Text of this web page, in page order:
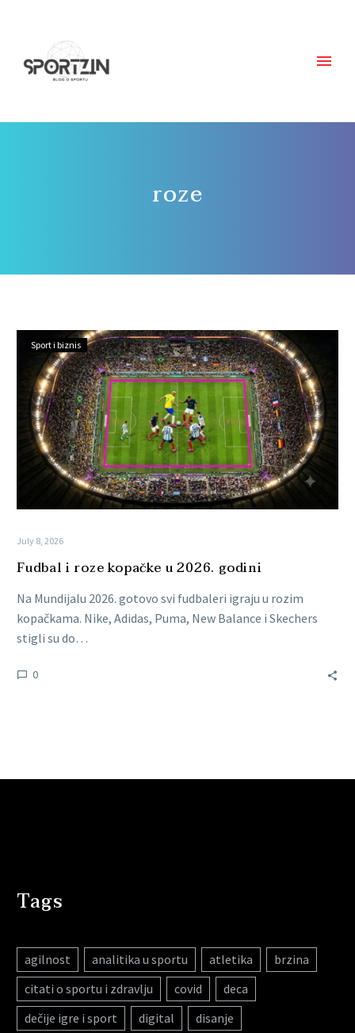
roze
Sport i biznis
July 8, 2026
Fudbal i roze kopačke u 2026. godini
Na Mundijalu 2026. gotovo svi fudbaleri igraju u rozim
kopačkama. Nike, Adidas, Puma, New Balance i Skechers
stigli su do…
0
Tags
agilnost analitika u sportu atletika
brzina
citati o sportu i zdravlju
covid
deca
dečije igre i sport
digital
disanje